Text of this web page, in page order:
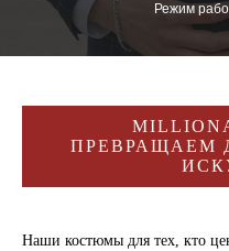
Режим
ПРЕВРАЩАЕМ
Наши костюмы для тех, кто